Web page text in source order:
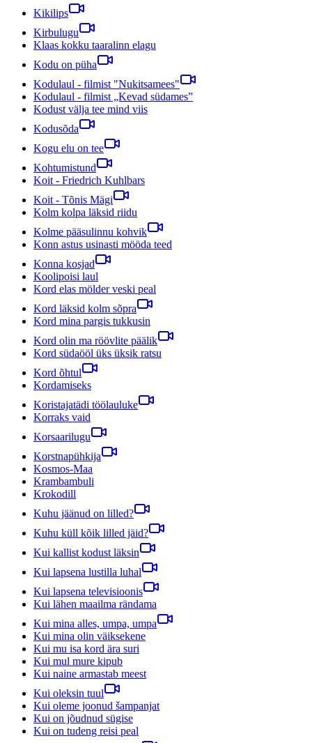
Kikilips
Kirbulugu
Klaas kokku taaralinn elagu
Kodu on püha
Kodulaul - filmist "Nukitsamees"
Kodulaul - filmist „Kevad südames”
Kodust välja tee mind viis
Kodusõda
Kogu elu on tee
Kohtumistund
Koit - Friedrich Kuhlbars
Koit - Tõnis Mägi
Kolm kolpa läksid riidu
Kolme pääsulinnu kohvik
Konn astus usinasti mööda teed
Konna kosjad
Koolipoisi laul
Kord elas mölder veski peal
Kord läksid kolm sõpra
Kord mina pargis tukkusin
Kord olin ma röövlite päälik
Kord südaööl üks üksik ratsu
Kord õhtul
Kordamiseks
Koristajatädi töölauluke
Korraks vaid
Korsaarilugu
Korstnapühkija
Kosmos-Maa
Krambambuli
Krokodill
Kuhu jäänud on lilled?
Kuhu küll kõik lilled jäid?
Kui kallist kodust läksin
Kui lapsena lustilla luhal
Kui lapsena televisioonis
Kui lähen maailma rändama
Kui mina alles, umpa, umpa
Kui mina olin väiksekene
Kui mu isa kord ära suri
Kui mul mure kipub
Kui naine armastab meest
Kui oleksin tuul
Kui oleme joonud šampanjat
Kui on jõudnud sügise
Kui on tudeng reisi peal